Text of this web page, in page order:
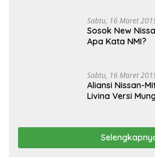
Sabtu, 16 Maret
Sosok New
Apa Kata NMI?
Sabtu, 16 Maret
Aliansi Nissan-
Livina Versi